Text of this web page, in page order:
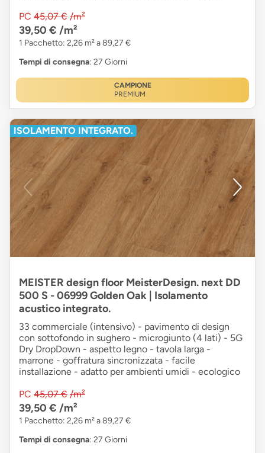
PC 45,07 € /m²
39,50 € /m²
1 Pacchetto: 2,26 m² a 89,27 €
Tempi di consegna: 27 Giorni
CAMPIONE
PREMIUM
ISOLAMENTO INTEGRATO.
MEISTER design floor MeisterDesign. next DD
500 S - 06999 Golden Oak | Isolamento
acustico integrato.
33 commerciale (intensivo) - pavimento di design
con sottofondo in sughero - microgiunto (4 lati) - 5G
Dry DropDown - aspetto legno - tavola larga -
marrone - goffratura sincronizzata - facile
installazione - adatto per ambienti umidi - ecologico
PC 45,07 € /m²
39,50 € /m²
1 Pacchetto: 2,26 m² a 89,27 €
Tempi di consegna: 27 Giorni